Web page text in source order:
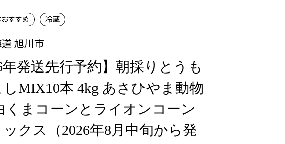
すすめ 冷蔵
旭川市
年発送先行予約】朝採りとうも
しMIX10本 4kg あさひやま動物
くまコーンとライオンコーン
クス（2026年8月中旬から発